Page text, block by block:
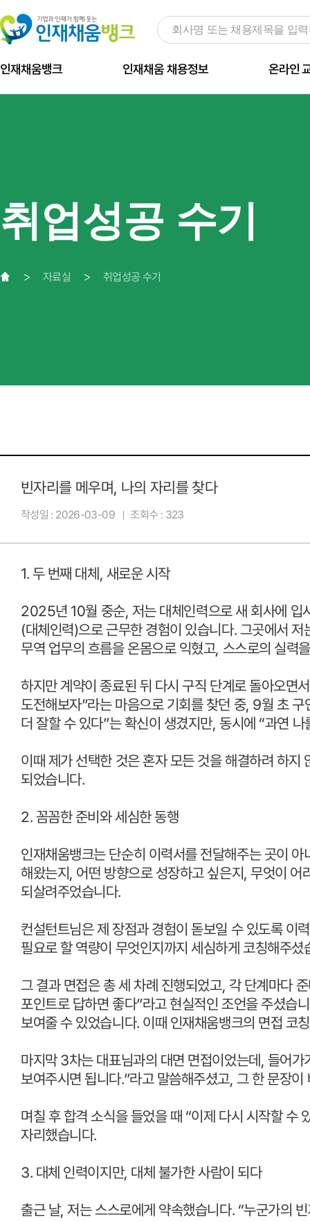
인재채움뱅크 인재채움 채용정보 온라인
취업성공 수기
자료실 취업성공 수기
빈자리를 메우며, 나의 자리를 찾다
작성일 2026-03-09 조회수 323
1. 두 번째 대체, 새로운 시작
2025년 10월 중순, 저는 대체인력으로 새 회사에 입
(대체인력)으로 근무한 경험이 있습니다. 그곳에서 저
무역 업무의 흐름을 온몸으로 익혔고, 스스로의 실력
하지만 계약이 종료된 뒤 다시 구직 단계로 돌아오면서
도전해보자”라는 마음으로 기회를 찾던 중, 9월 초 구
더 잘할 수 있다”는 확신이 생겼지만,동시에 “과연 나
이때 제가 선택한 것은 혼자 모든 것을 해결하려 하지
되었습니다.
2. 꼼꼼한 준비와 세심한 동행
인재채움뱅크는 단순히 이력서를 전달해주는 곳이 아
해왔는지, 어떤 방향으로 성장하고 싶은지,무엇이 어
되살려주었습니다.
컨설턴트님은 제 장점과 경험이 돋보일 수 있도록 이
필요로 할 역량이 무엇인지까지 세심하게 코칭해주셨
그 결과 면접은 총 세 차례 진행되었고, 각 단계마다
포인트로 답하면 좋다”라고 현실적인 조언을 주셨습
보여줄 수 있었습니다. 이때 인재채움뱅크의 면접 코
마지막 3차는 대표님과의 대면 면접이었는데, 들어가
보여주시면 됩니다.”라고 말씀해주셨고,그 한 문장이
며칠 후 합격 소식을 들었을 때 “이제 다시 시작할 수
자리했습니다.
3. 대체 인력이지만, 대체 불가한 사람이 되다
출근 날,저는 스스로에게 약속했습니다. “누군가의